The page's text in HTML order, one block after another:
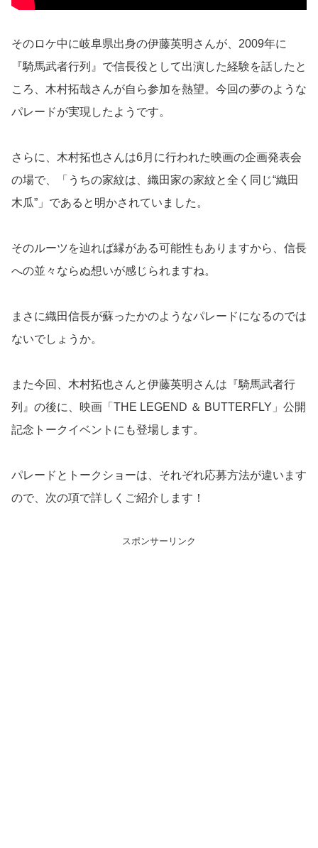
そのロケ中に岐阜県出身の伊藤英明さんが、2009年に
『騎馬武者行列』で信長役として出演した経験を話したと
ころ、木村拓哉さんが自ら参加を熱望。今回の夢のような
パレードが実現したようです。
さらに、木村拓也さんは6月に行われた映画の企画発表会
の場で、「うちの家紋は、織田家の家紋と全く同じ“織田
木瓜”」であると明かされていました。
そのルーツを辿れば縁がある可能性もありますから、信長
への並々ならぬ想いが感じられますね。
まさに織田信長が蘇ったかのようなパレードになるのでは
ないでしょうか。
また今回、木村拓也さんと伊藤英明さんは『騎馬武者行
列』の後に、映画「THE LEGEND ＆ BUTTERFLY」公開
記念トークイベントにも登場します。
パレードとトークショーは、それぞれ応募方法が違います
ので、次の項で詳しくご紹介します！
スポンサーリンク